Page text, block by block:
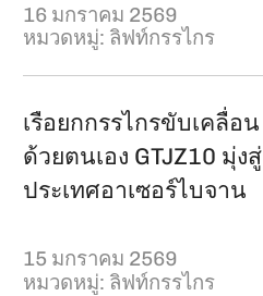
16 มกราคม 2569
หมวดหมู่: ลิฟท์กรรไกร
เรือยกกรรไกรขับเคลื่อน
ด้วยตนเอง GTJZ10 มุ่งสู่
ประเทศอาเซอร์ไบจาน
15 มกราคม 2569
หมวดหมู่: ลิฟท์กรรไกร